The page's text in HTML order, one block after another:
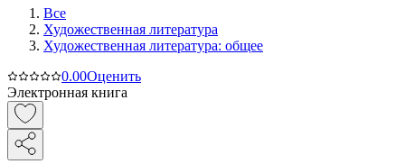
Все
Художественная литература
Художественная литература: общее
0.00Оценить
Электронная книга